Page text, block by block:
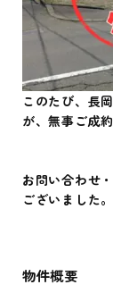
このたび、長
が、無事ご成
お問い合わせ
ございました。
物件概要